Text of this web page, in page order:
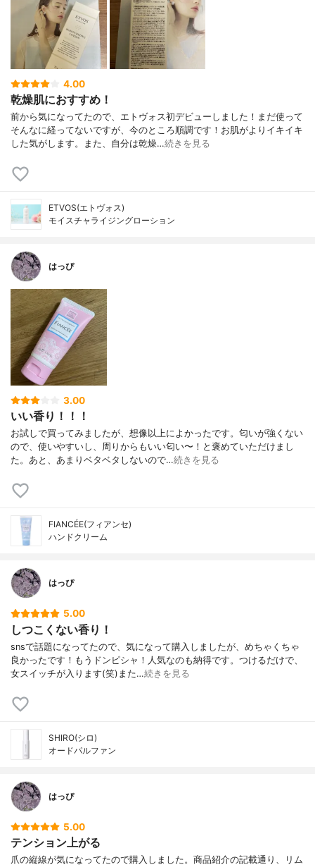
4.00
乾燥肌におすすめ！
前から気になってたので、エトヴォス初デビューしました！まだ使って
そんなに経ってないですが、今のところ順調です！お肌がよりイキイキ
した気がします。また、自分は乾燥…続きを見る
ETVOS(エトヴォス)
モイスチャライジングローション
はっぴ
3.00
いい香り！！！
お試しで買ってみましたが、想像以上によかったです。匂いが強くない
ので、使いやすいし、周りからもいい匂い〜！と褒めていただけまし
た。あと、あまりベタベタしないので…続きを見る
FIANCÉE(フィアンセ)
ハンドクリーム
はっぴ
5.00
しつこくない香り！
snsで話題になってたので、気になって購入しましたが、めちゃくちゃ
良かったです！もうドンピシャ！人気なのも納得です。つけるだけで、
女スイッチが入ります(笑)また…続きを見る
SHIRO(シロ)
オードパルファン
はっぴ
5.00
テンション上がる
爪の縦線が気になってたので購入しました。商品紹介の記載通り、リム